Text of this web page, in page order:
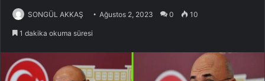
SONGÜL AKKAŞ Ağustos 2, 2023 0 10
1 dakika okuma süresi